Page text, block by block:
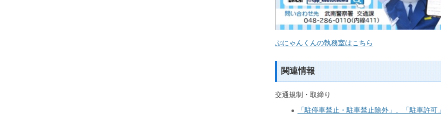
ぶにゃんくんの執務室はこちら
関連情報
交通規制・取締り
「駐停車禁止・駐車禁止除外」、「駐車許可」